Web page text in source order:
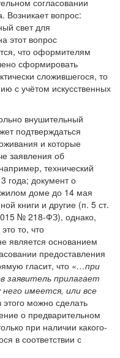
согласовании
Возникает вопрос:
свет для
этот вопрос
что оформителям
сформировать
сложившегося, то
с учётом искусственных
внушительный
подтверждаться
и которые
заявления об
технический
года; документ о
жилом доме до 14 мая
книги и другие (п. 5 ст.
№ 218-ФЗ), однако,
то, что
является основанием
предоставления
гласит, что «…при
заявитель прилагает
имеется, или все
этого можно сделать
о предварительном
при наличии какого-
в соответствии с